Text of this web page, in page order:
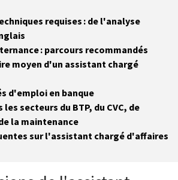
requises : de l'analyse
: parcours recommandés
moyen d'un assistant chargé
d'emploi en banque
les secteurs du BTP, du CVC, de
la maintenance
sur l'assistant chargé d'affaires